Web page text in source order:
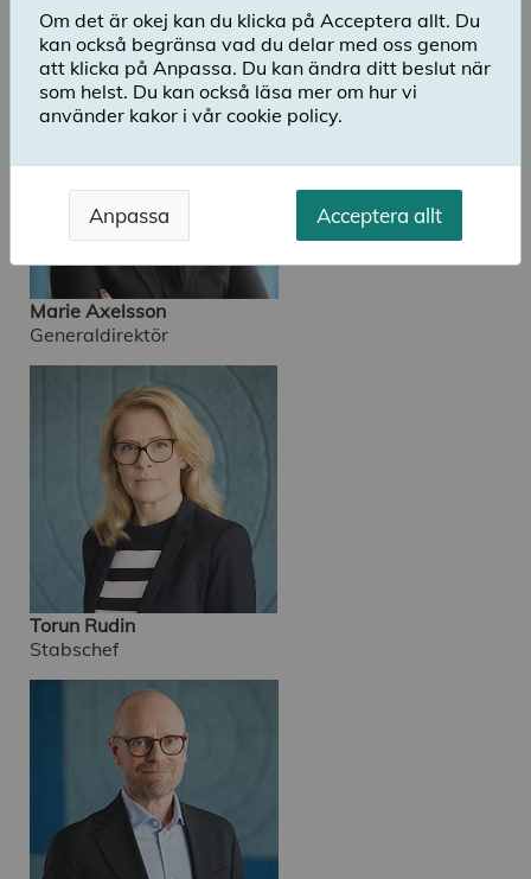
Ledningsgrupp
Marie Axelsson
Generaldirektör
Torun Rudin
Stabschef
Om det är okej kan du klicka på Acceptera allt. Du
kan också begränsa vad du delar med oss genom
att klicka på Anpassa. Du kan ändra ditt beslut när
som helst. Du kan också läsa mer om hur vi
använder kakor i vår cookie policy.
Anpassa Acceptera allt